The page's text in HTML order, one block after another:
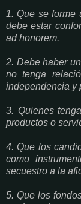
1. Que se forme
debe estar
ad honorem.
2. Debe haber
no tenga
independencia y
3. Quienes
productos o
4. Que los
como
secuestro a la
5. Que los